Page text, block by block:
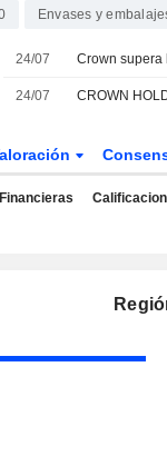
Envases y
24/07
24/07